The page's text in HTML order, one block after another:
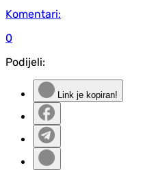
Komentari:
0
Podijeli:
Link je kopiran!